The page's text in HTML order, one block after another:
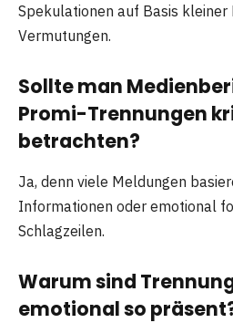
Spekulationen auf Basis kleiner
Vermutungen.
Sollte man
Promi-Trennungen
betrachten?
Ja, denn viele Meldungen
Informationen oder emotional
Schlagzeilen.
Warum sind
emotional so